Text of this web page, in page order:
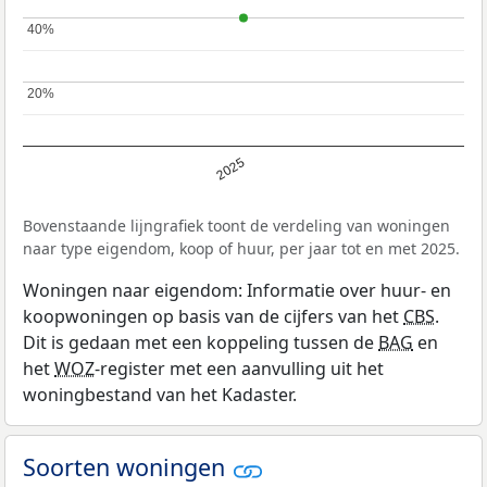
2025
20%
20%
40%
40%
Bovenstaande lijngrafiek toont de verdeling van woningen
naar type eigendom, koop of huur, per jaar tot en met 2025.
Woningen naar eigendom: Informatie over huur- en
koopwoningen op basis van de cijfers van hetCBS.
Dit is gedaan met een koppeling tussen deBAG en
hetWOZ-register met een aanvulling uit het
woningbestand van het Kadaster.
Soorten woningen